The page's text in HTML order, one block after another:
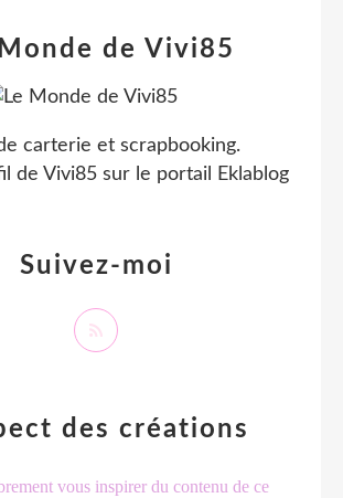
de Vivi85
carterie et scrapbooking.
de Vivi85sur le portail Eklablog
Suivez-moi
des créations
vous inspirer du contenu de ce